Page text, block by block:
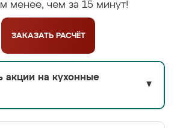
менее, чем за 15 минут!
ЗАКАЗАТЬ РАСЧЁТ
акции на кухонные
▼